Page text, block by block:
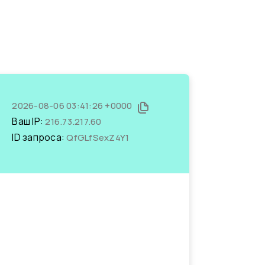
2026-08-06 03:41:26 +0000
Ваш IP:216.73.217.60
ID запроса:QfGLfSexZ4Y1